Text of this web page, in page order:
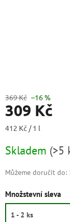
369 Kč –16 %
309 Kč
Měrná
412 Kč / 1 l
Skladem (>5
Můžeme doručit do:
Množstevní sleva
1 - 2 ks